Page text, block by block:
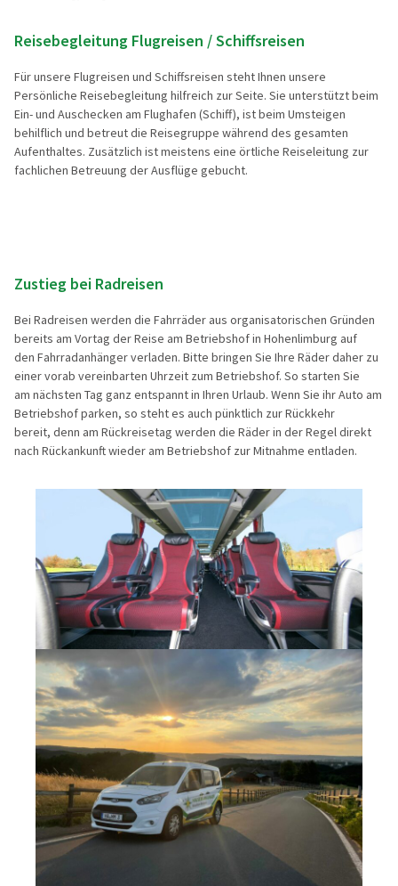
Reisebegleitung Flugreisen / Schiffsreisen
Für unsere Flugreisen und Schiffsreisen steht Ihnen unsere
Persönliche Reisebegleitung hilfreich zur Seite. Sie unterstützt beim
Ein- und Auschecken am Flughafen (Schiff), ist beim Umsteigen
behilflich und betreut die Reisegruppe während des gesamten
Aufenthaltes. Zusätzlich ist meistens eine örtliche Reiseleitung zur
fachlichen Betreuung der Ausflüge gebucht.
Zustieg bei Radreisen
Bei Radreisen werden die Fahrräder aus organisatorischen Gründen
bereits am Vortag der Reise am Betriebshof in Hohenlimburg auf
den Fahrradanhänger verladen. Bitte bringen Sie Ihre Räder daher zu
einer vorab vereinbarten Uhrzeit zum Betriebshof. So starten Sie
am nächsten Tag ganz entspannt in Ihren Urlaub. Wenn Sie ihr Auto am
Betriebshof parken, so steht es auch pünktlich zur Rückkehr
bereit, denn am Rückreisetag werden die Räder in der Regel direkt
nach Rückankunft wieder am Betriebshof zur Mitnahme entladen.